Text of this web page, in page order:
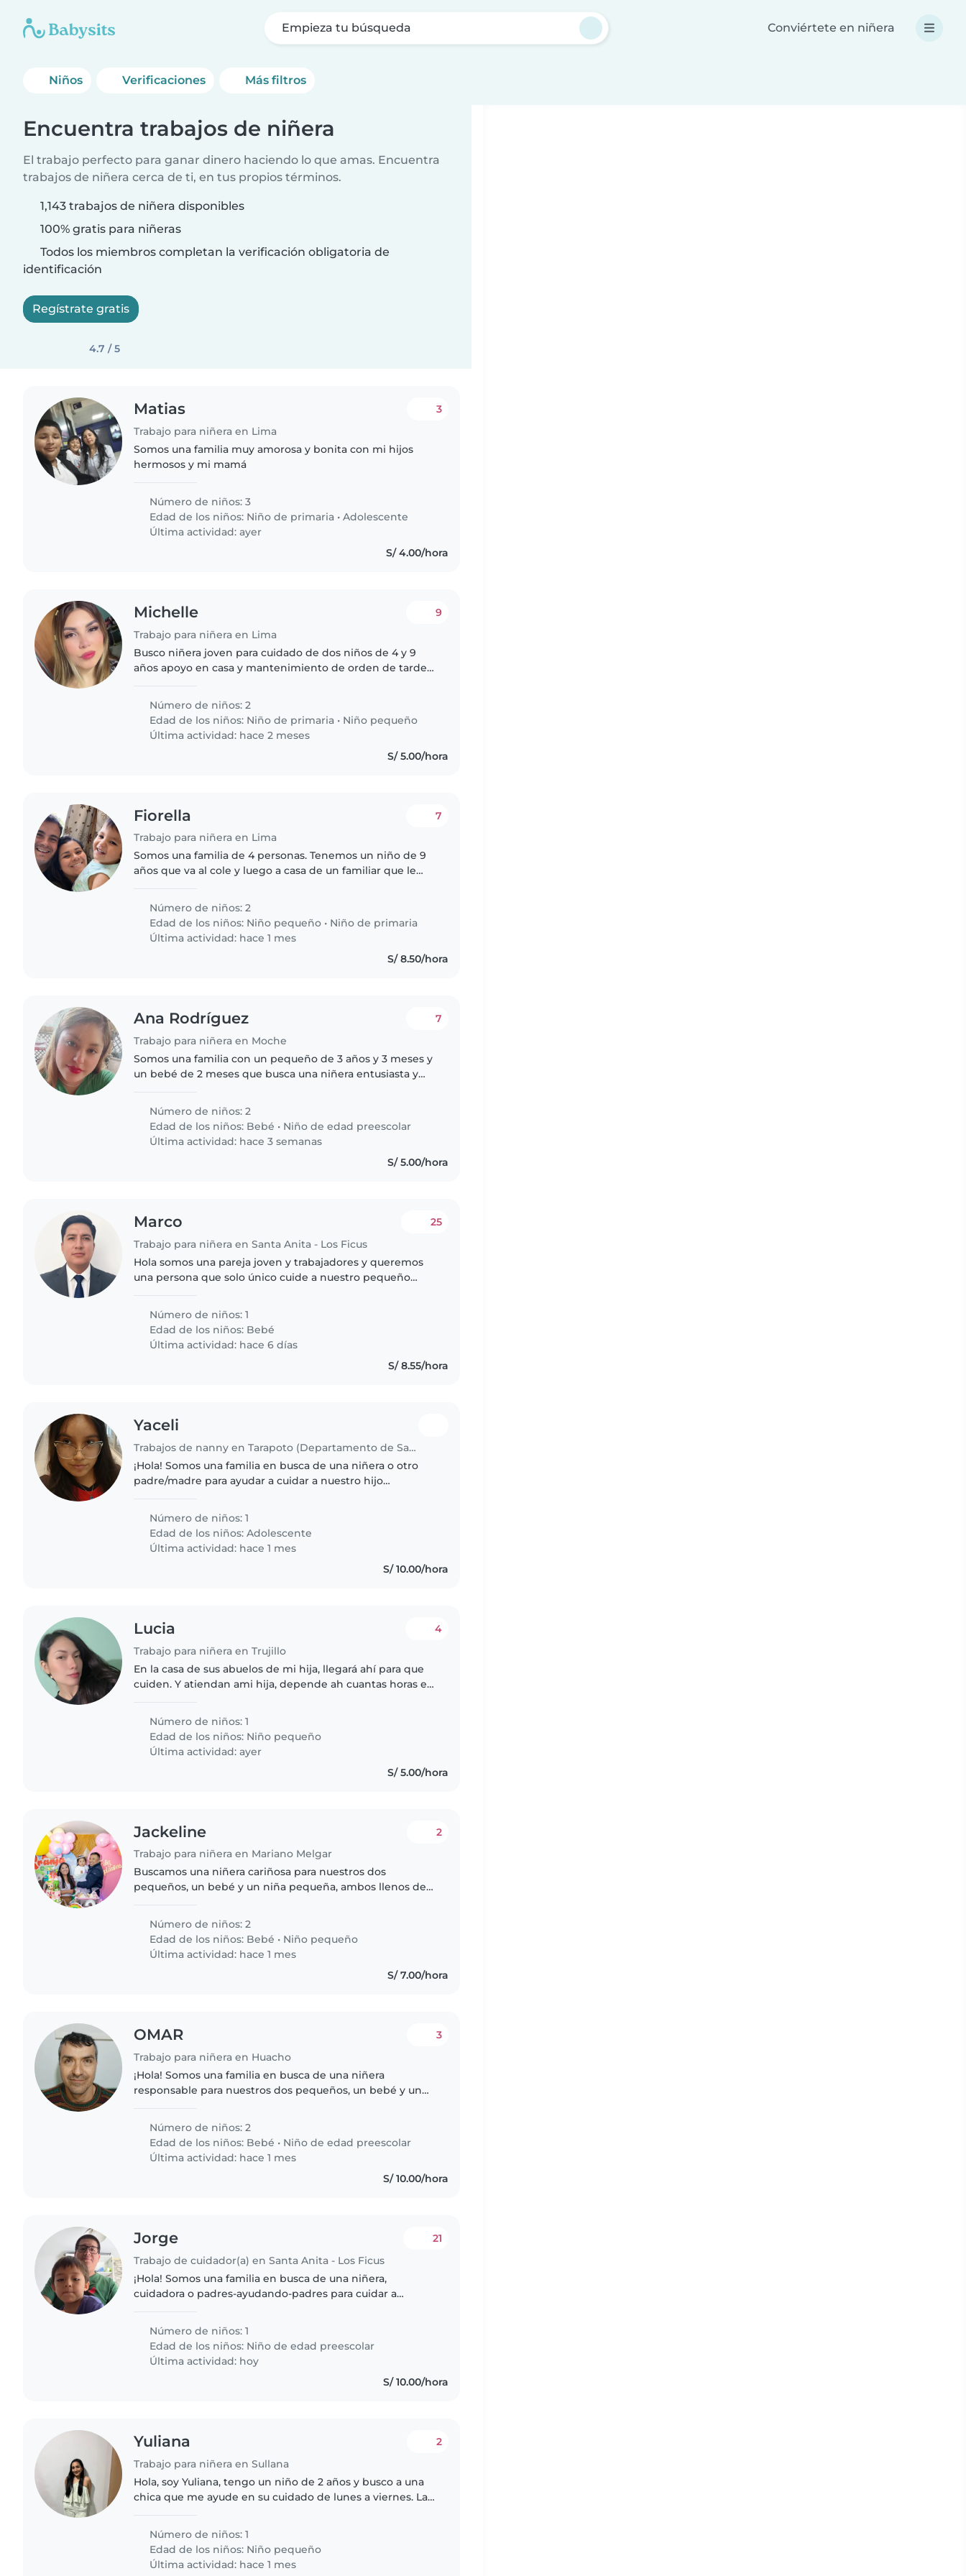
Empieza tu búsqueda Conviértete en niñera
Niños Verificaciones Más filtros
Encuentra trabajos de niñera
El trabajo perfecto para ganar dinero haciendo lo que amas. Encuentra
trabajos de niñera cerca de ti, en tus propios términos.
1,143 trabajos de niñera disponibles
100% gratis para niñeras
Todos los miembros completan la verificación obligatoria de
identificación
Regístrate gratis
4.7 / 5
Matias
Trabajo para niñera en Lima
3
Somos una familia muy amorosa y bonita con mi hijos
hermosos y mi mamá
Número de niños: 3
Edad de los niños: Niño de primaria •Adolescente
Última actividad: ayer
S/ 4.00/hora
Michelle
Trabajo para niñera en Lima
9
Busco niñera joven para cuidado de dos niños de 4 y 9
años apoyo en casa y mantenimiento de orden de tarde a
Número de niños: 2
Edad de los niños: Niño de primaria • Niño pequeño
Última actividad: hace 2 meses
S/ 5.00/hora
Fiorella
Trabajo para niñera en Lima
7
Somos una familia de 4 personas. Tenemos un niño de 9
años que va al cole y luego a casa de un familiar que le
7am, llegando..
Número de niños: 2
Edad de los niños: Niño pequeño • Niño de primaria
Última actividad: hace 1 mes
S/ 8.50/hora
Ana Rodríguez
Trabajo para niñera en Moche
7
Somos una familia con un pequeño de 3 años y 3 meses y
un bebé de 2 meses que busca una niñera entusiasta y
deportivo y juguetón...
Número de niños: 2
Edad de los niños: Bebé • Niño de edad preescolar
Última actividad: hace 3 semanas
S/ 5.00/hora
Marco
Trabajo para niñera en Santa Anita - Los Ficus
25
Hola somos una pareja joven y trabajadores y queremos
una persona que solo único cuide a nuestro pequeño
parque, darle su biberon..
Número de niños: 1
Edad de los niños: Bebé
Última actividad: hace 6 días
S/ 8.55/hora
Yaceli
Trabajos de nanny en Tarapoto (Departamento de San Martín)
¡Hola! Somos una familia en busca de una niñera o otro
padre/madre para ayudar a cuidar a nuestro hijo
Necesitamos ayuda con las..
Número de niños: 1
Edad de los niños:Adolescente
Última actividad: hace 1 mes
S/ 10.00/hora
Lucia
Trabajo para niñera en Trujillo
4
En la casa de sus abuelos de mi hija, llegará ahí para que
cuiden. Y atiendan ami hija, depende ah cuantas horas es
Número de niños: 1
Edad de los niños: Niño pequeño
Última actividad: ayer
S/ 5.00/hora
Jackeline
Trabajo para niñera en Mariano Melgar
2
Buscamos una niñera cariñosa para nuestros dos
pequeños, un bebé y un niña pequeña, ambos llenos de
y la diversión, así que..
Número de niños: 2
Edad de los niños: Bebé • Niño pequeño
Última actividad: hace 1 mes
S/ 7.00/hora
OMAR
Trabajo para niñera en Huacho
3
¡Hola! Somos una familia en busca de una niñera
responsable para nuestros dos pequeños, un bebé y un
energéticos, curiosos y creativos...
Número de niños: 2
Edad de los niños: Bebé • Niño de edad preescolar
Última actividad: hace 1 mes
S/ 10.00/hora
Jorge
Trabajo de cuidador(a) en Santa Anita - Los Ficus
21
¡Hola! Somos una familia en busca de una niñera,
cuidadora o padres-ayudando-padres para cuidar a
y muy hablador. Necesitamos..
Número de niños: 1
Edad de los niños: Niño de edad preescolar
Última actividad: hoy
S/ 10.00/hora
Yuliana
Trabajo para niñera en Sullana
2
Hola, soy Yuliana, tengo un niño de 2 años y busco a una
chica que me ayude en su cuidado de lunes a viernes. Las
a clases,..
Número de niños: 1
Edad de los niños: Niño pequeño
Última actividad: hace 1 mes